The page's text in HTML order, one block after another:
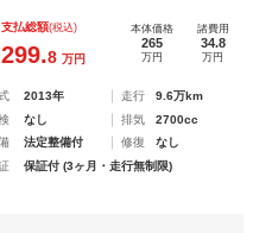
カメラ ドライブレコー
コン オートライト
支払総額(税込)
299.8 万円
本体価格
265
万円
諸費用
34.8
万円
2013年 走行
9.6万km
なし 排気
2700cc
法定整備付 修復
なし
保証付 (3ヶ月・走行無制限)